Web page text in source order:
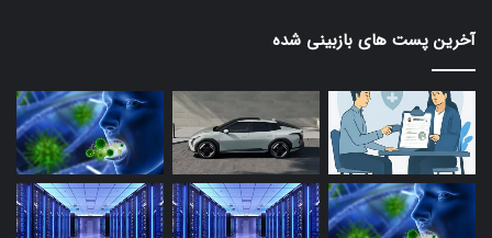
آخرین پست های بازبینی شده